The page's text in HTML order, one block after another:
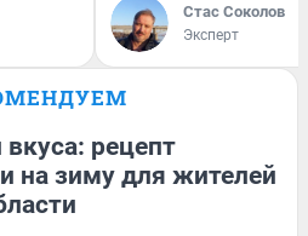
Стас Соколов
Эксперт
рецепт
на зиму для жителей